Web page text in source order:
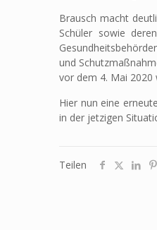
Brausch macht
Schüler sowie
und
vor dem 4. Mai 2020
Hier nun eine
in der jetzigen
Teilen